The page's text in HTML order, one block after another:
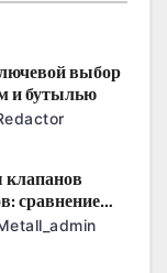
выбор
и бутылью
сравнение